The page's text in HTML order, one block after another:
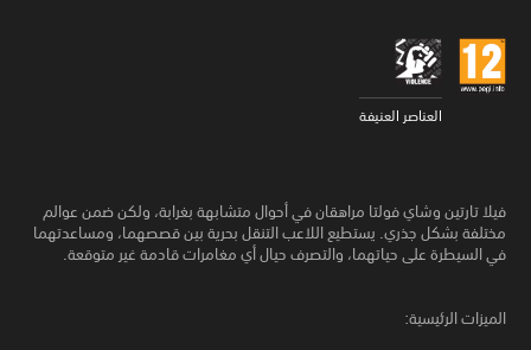
العناصر العنيفة
فيلا تارتين وشاي فولتا مراهقان في أحوال متشابهة بغرابة، ولكن ضمن عوالم
مختلفة بشكل جذري. يستطيع اللاعب التنقل بحرية بين قصصهما، ومساعدتهما
في السيطرة على حياتهما، والتصرف حيال أي مغامرات قادمة غير متوقعة.
الميزات الرئيسية: